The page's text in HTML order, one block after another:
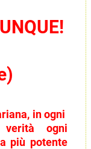
in ogni
ogni
potente